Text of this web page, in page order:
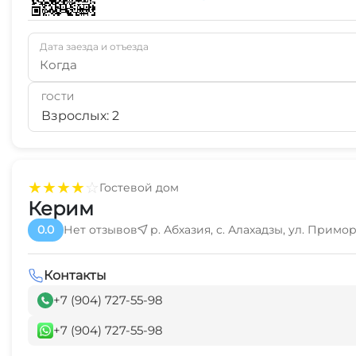
★★★★☆Гостевой дом
Керим
0.0 Нет отзывов р. Абхазия, с. Алахадзы, ул.
Контакты
+7 (904) 727-55-98
+7 (904) 727-55-98
Дата заезда и отъезда
Когда
ГОСТИ
Взрослых: 2